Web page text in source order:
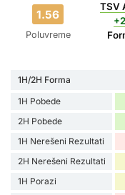
1.56
Poluvreme
TSV
1H/2H Forma
1H Pobede
2H Pobede
1H Nerešeni Rezultati
2H Nerešeni Rezultati
1H Porazi